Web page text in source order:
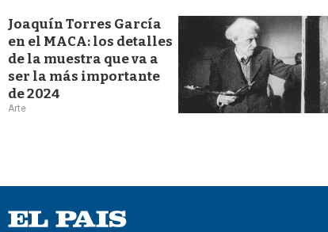
Joaquín Torres García
en el MACA: los detalles
de la muestra que va a
ser la más importante
de 2024
Arte